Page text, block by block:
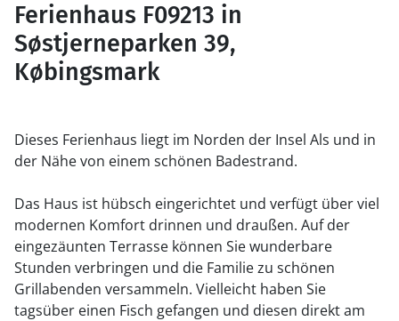
Ferienhaus F09213 in
Søstjerneparken 39,
Købingsmark
Dieses Ferienhaus liegt im Norden der Insel Als und in
der Nähe von einem schönen Badestrand.
Das Haus ist hübsch eingerichtet und verfügt über viel
modernen Komfort drinnen und draußen. Auf der
eingezäunten Terrasse können Sie wunderbare
Stunden verbringen und die Familie zu schönen
Grillabenden versammeln. Vielleicht haben Sie
tagsüber einen Fisch gefangen und diesen direkt am